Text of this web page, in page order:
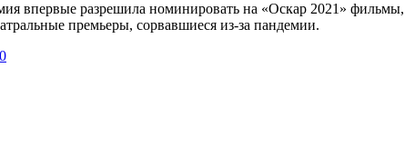
впервые разрешила номинировать на «Оскар 2021» фильмы,
премьеры, сорвавшиеся из-за пандемии.